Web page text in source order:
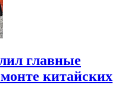
главные
китайских